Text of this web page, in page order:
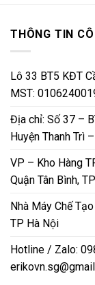
THÔNG TIN
Lô 33 BT5 KĐT
MST:
Địa chỉ: Số 37 –
Huyện Thanh Trì
VP – Kho Hàng
Quận Tân Bình,
Nhà Máy Chế
TP Hà Nội
Hotline / Zalo: